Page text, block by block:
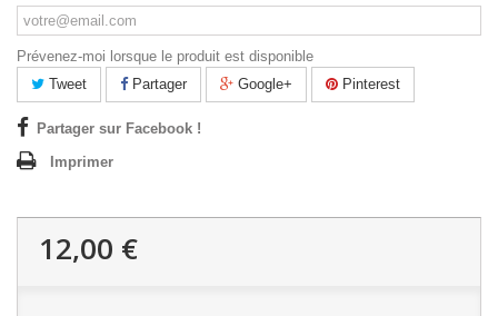
Prévenez-moi lorsque le produit est disponible
Tweet
Partager Google+ Pinterest
Partager sur Facebook !
Imprimer
12,00 €